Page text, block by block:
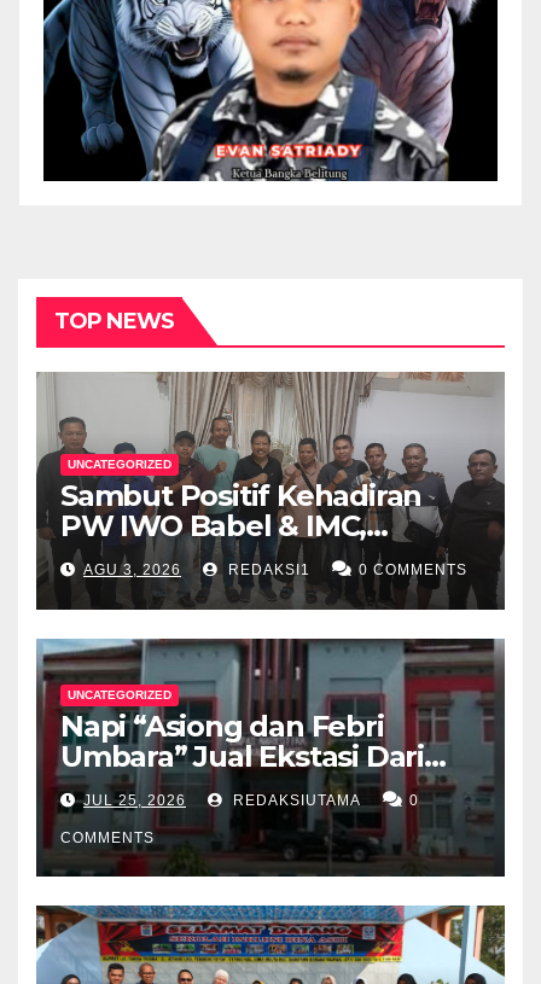
TOP NEWS
UNCATEGORIZED
Sambut Positif Kehadiran
PW IWO Babel & IMC,
Walikota Pangkalpinang
Apresiasi Peran Media Online
AGU 3, 2026 REDAKSI1 0 COMMENTS
UNCATEGORIZED
Napi “Asiong dan Febri
Umbara” Jual Ekstasi Dari
Dalam Lapas Rp 12 Juta/40
Butir
JUL 25, 2026 REDAKSIUTAMA 0
COMMENTS